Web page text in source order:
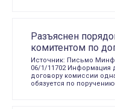
Разъяснен
комитентом по
Источник: Письмо
06/1/11702 Информация
договору комиссии
обязуется по